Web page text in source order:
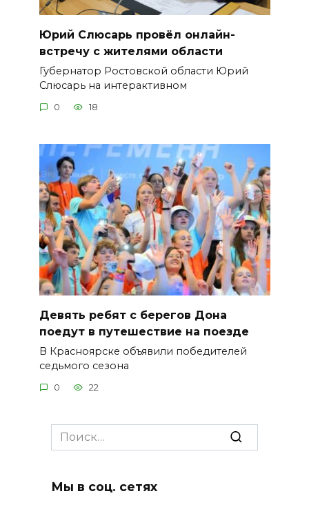
Юрий Слюсарь провёл онлайн-
встречу с жителями области
Губернатор Ростовской области Юрий
Слюсарь на интерактивном
0 18
Девять ребят с берегов Дона
поедут в путешествие на поезде
В Красноярске объявили победителей
седьмого сезона
0 22
Search
for:
Мы в соц. сетях